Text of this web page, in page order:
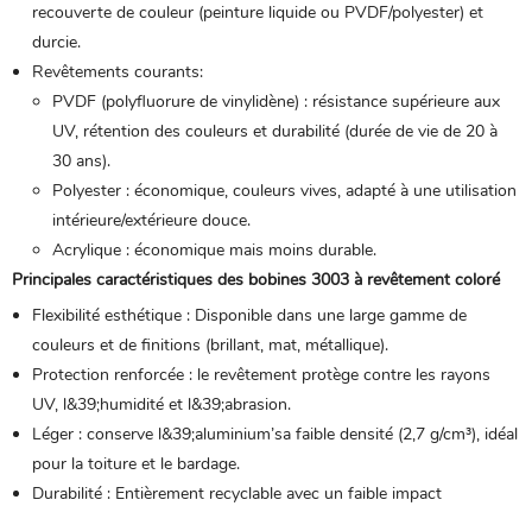
recouverte de couleur (peinture liquide ou PVDF/polyester) et
durcie.
Revêtements courants:
PVDF (polyfluorure de vinylidène) : résistance supérieure aux
UV, rétention des couleurs et durabilité (durée de vie de 20 à
30 ans).
Polyester : économique, couleurs vives, adapté à une utilisation
intérieure/extérieure douce.
Acrylique : économique mais moins durable.
Principales caractéristiques des bobines 3003 à revêtement coloré
Flexibilité esthétique : Disponible dans une large gamme de
couleurs et de finitions (brillant, mat, métallique).
Protection renforcée : le revêtement protège contre les rayons
UV, l&39;humidité et l&39;abrasion.
Léger : conserve l&39;aluminium’sa faible densité (2,7 g/cm³), idéal
pour la toiture et le bardage.
Durabilité : Entièrement recyclable avec un faible impact